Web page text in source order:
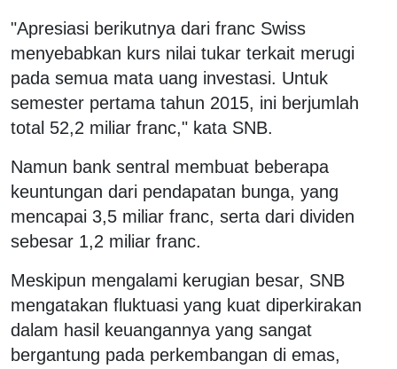
"Apresiasi berikutnya dari franc Swiss
menyebabkan kurs nilai tukar terkait merugi
pada semua mata uang investasi. Untuk
semester pertama tahun 2015, ini berjumlah
total 52,2 miliar franc," kata SNB.
Namun bank sentral membuat beberapa
keuntungan dari pendapatan bunga, yang
mencapai 3,5 miliar franc, serta dari dividen
sebesar 1,2 miliar franc.
Meskipun mengalami kerugian besar, SNB
mengatakan fluktuasi yang kuat diperkirakan
dalam hasil keuangannya yang sangat
bergantung pada perkembangan di emas,